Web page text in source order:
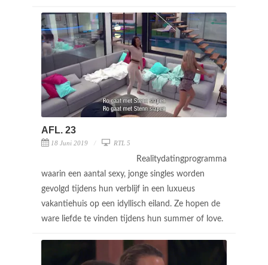
AFL. 23
18 Juni 2019 RTL 5
Realitydatingprogramma
waarin een aantal sexy, jonge singles worden
gevolgd tijdens hun verblijf in een luxueus
vakantiehuis op een idyllisch eiland. Ze hopen de
ware liefde te vinden tijdens hun summer of love.